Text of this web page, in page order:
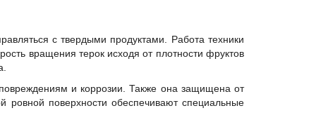
с твердыми продуктами. Работа техники
вращения терок исходя от плотности фруктов
и коррозии. Также она защищена от
ровной поверхности обеспечивают специальные